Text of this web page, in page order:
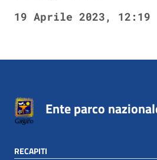
19 Aprile 2023, 12:19
Ente parco
RECAPITI